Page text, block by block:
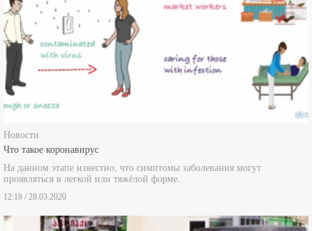
Что такое коронавирус
На данном этапе известно, что симптомы заболевания могут
проявляться в легкой или тяжёлой форме.
12:18 / 28.03.2020